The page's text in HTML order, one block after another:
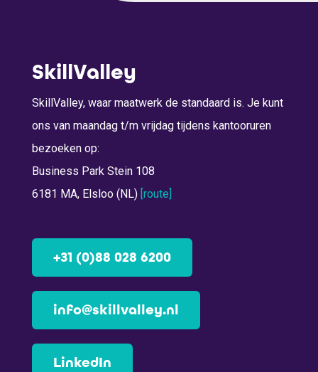
SkillValley
SkillValley, waar maatwerk de standaard is. Je kunt
ons van maandag t/m vrijdag tijdens kantooruren
bezoeken op:
Business Park Stein 108
6181 MA, Elsloo (NL) [route]
+31 (0)88 028 6200
info@skillvalley.nl
LinkedIn